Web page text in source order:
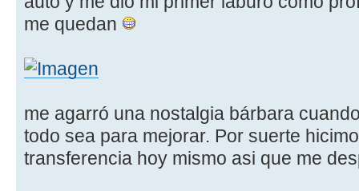
me quedan
me agarró una nostalgia bárbara
todo sea para mejorar. Por suerte
transferencia hoy mismo asi que me